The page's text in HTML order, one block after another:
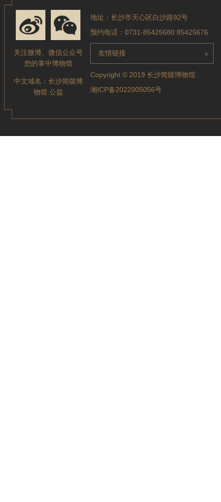
关注微博、微信公众号
您的掌中博物馆
中文域名： 长沙简牍博
物馆.公益
地址：长沙市天心区白沙路92号
预约电话：0731-85425680 85425676
友情链接 >
Copyright © 2019 长沙简牍博物馆.
湘ICP备2022005056号